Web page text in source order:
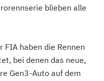
blieben alle
FIA haben die Rennen
bei denen das neue,
Gen3-Auto auf dem